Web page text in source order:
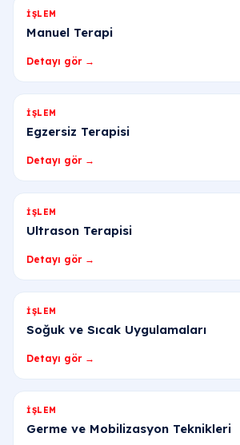
İŞLEM
Manuel Terapi
Detayı gör →
İŞLEM
Egzersiz Terapisi
Detayı gör →
İŞLEM
Ultrason Terapisi
Detayı gör →
İŞLEM
Soğuk ve Sıcak Uygulamaları
Detayı gör →
İŞLEM
Germe ve Mobilizasyon Teknikleri